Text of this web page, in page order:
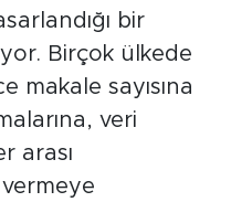
bir
Birçok ülkede
makale sayısına
veri
arası